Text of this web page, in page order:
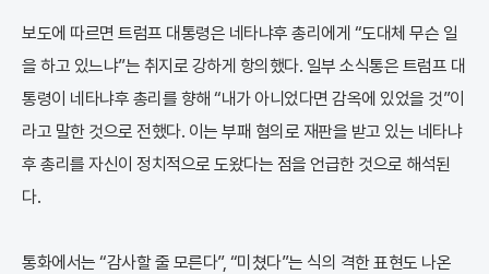
보도에 따르면 트럼프 대통령은 네타냐후 총리에게 “도대체 무슨 일
을 하고 있느냐”는 취지로 강하게 항의했다. 일부 소식통은 트럼프 대
통령이 네타냐후 총리를 향해 “내가 아니었다면 감옥에 있었을 것”이
라고 말한 것으로 전했다. 이는 부패 혐의로 재판을 받고 있는 네타냐
후 총리를 자신이 정치적으로 도왔다는 점을 언급한 것으로 해석된
다.
통화에서는 “감사할 줄 모른다”, “미쳤다”는 식의 격한 표현도 나온